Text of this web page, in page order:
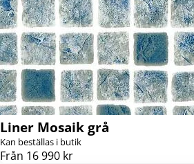
Liner Mosaik grå
Kan beställas i butik
Från 16 990 kr